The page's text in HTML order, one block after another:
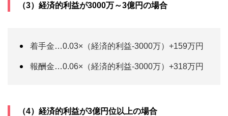
（3）経済的利益が3000万～3億円の場合
着手金…0.03×（経済的利益-3000万）+159万円
報酬金…0.06×（経済的利益-3000万）+318万円
（4）経済的利益が3億円位以上の場合